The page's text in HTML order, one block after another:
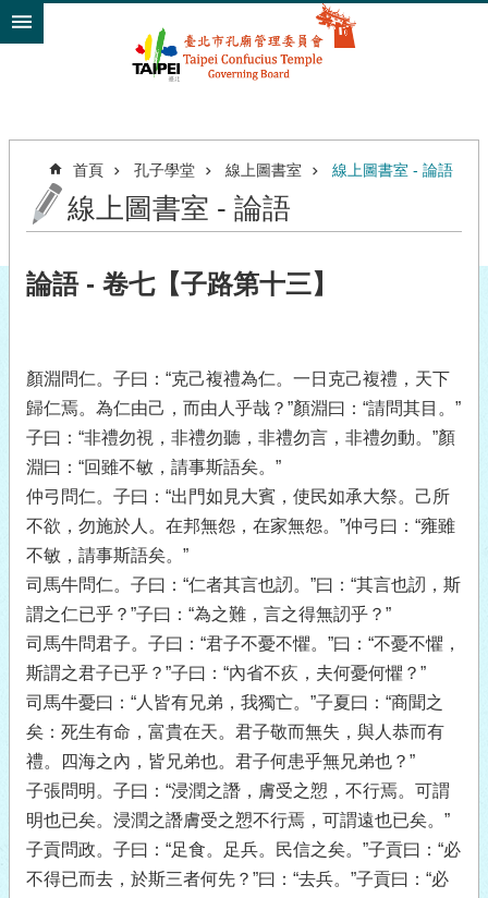
跳到主要內容區塊
首頁 孔子學堂 線上圖書室 線上圖書室 - 論語
線上圖書室 - 論語
論語 - 卷七【子路第十三】
顏淵問仁。子曰：“克己複禮為仁。一日克己複禮，天下
歸仁焉。為仁由己，而由人乎哉？”顏淵曰：“請問其目。”
子曰：“非禮勿視，非禮勿聽，非禮勿言，非禮勿動。”顏
淵曰：“回雖不敏，請事斯語矣。”
仲弓問仁。子曰：“出門如見大賓，使民如承大祭。己所
不欲，勿施於人。在邦無怨，在家無怨。”仲弓曰：“雍雖
不敏，請事斯語矣。”
司馬牛問仁。子曰：“仁者其言也訒。”曰：“其言也訒，斯
謂之仁已乎？”子曰：“為之難，言之得無訒乎？”
司馬牛問君子。子曰：“君子不憂不懼。”曰：“不憂不懼，
斯謂之君子已乎？”子曰：“內省不疚，夫何憂何懼？”
司馬牛憂曰：“人皆有兄弟，我獨亡。”子夏曰：“商聞之
矣：死生有命，富貴在天。君子敬而無失，與人恭而有
禮。四海之內，皆兄弟也。君子何患乎無兄弟也？”
子張問明。子曰：“浸潤之譖，膚受之愬，不行焉。可謂
明也已矣。浸潤之譖膚受之愬不行焉，可謂遠也已矣。”
子貢問政。子曰：“足食。足兵。民信之矣。”子貢曰：“必
不得已而去，於斯三者何先？”曰：“去兵。”子貢曰：“必